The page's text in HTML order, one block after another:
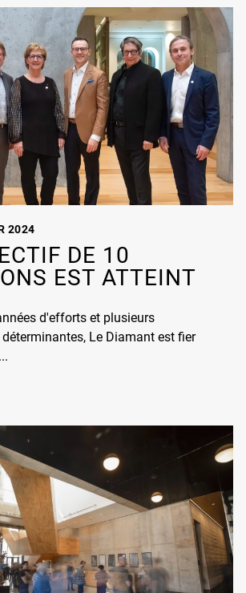
DE 10
EST ATTEINT
2024
d'efforts et plusieurs
Le Diamant est fier